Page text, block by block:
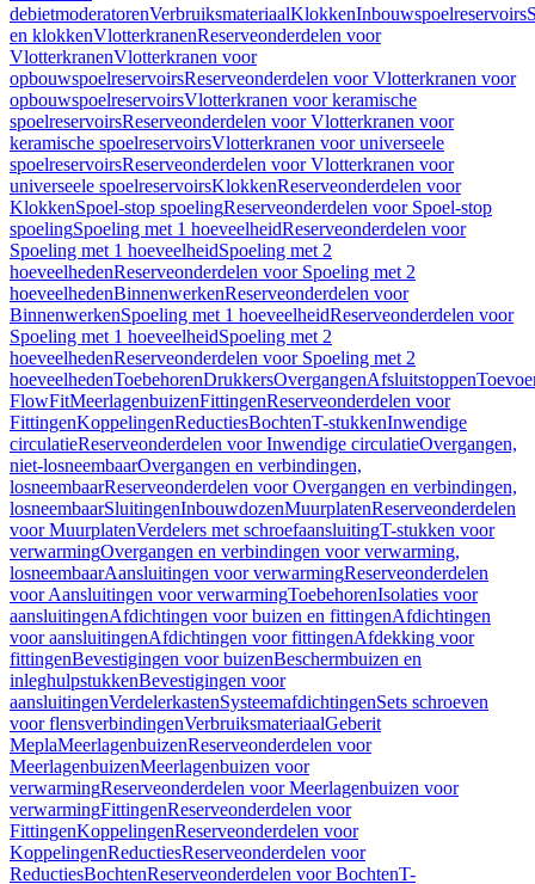
debietmoderatorenVerbruiksmateriaalKlokkenInbouwspoelreservoirs
en klokkenVlotterkranenReserveonderdelen voor
VlotterkranenVlotterkranen voor
opbouwspoelreservoirsReserveonderdelen voor Vlotterkranen voor
opbouwspoelreservoirsVlotterkranen voor keramische
spoelreservoirsReserveonderdelen voor Vlotterkranen voor
keramische spoelreservoirsVlotterkranen voor universeele
spoelreservoirsReserveonderdelen voor Vlotterkranen voor
universeele spoelreservoirsKlokkenReserveonderdelen voor
KlokkenSpoel-stop spoelingReserveonderdelen voor Spoel-stop
spoelingSpoeling met 1 hoeveelheidReserveonderdelen voor
Spoeling met 1 hoeveelheidSpoeling met 2
hoeveelhedenReserveonderdelen voor Spoeling met 2
hoeveelhedenBinnenwerkenReserveonderdelen voor
BinnenwerkenSpoeling met 1 hoeveelheidReserveonderdelen voor
Spoeling met 1 hoeveelheidSpoeling met 2
hoeveelhedenReserveonderdelen voor Spoeling met 2
hoeveelhedenToebehorenDrukkersOvergangenAfsluitstoppen
FlowFitMeerlagenbuizenFittingenReserveonderdelen voor
FittingenKoppelingenReductiesBochtenT-stukkenInwendige
circulatieReserveonderdelen voor Inwendige circulatieOvergangen,
niet-losneembaarOvergangen en verbindingen,
losneembaarReserveonderdelen voor Overgangen en verbindingen,
losneembaarSluitingenInbouwdozenMuurplatenReserveonderdelen
voor MuurplatenVerdelers met schroefaansluitingT-stukken voor
verwarmingOvergangen en verbindingen voor verwarming,
losneembaarAansluitingen voor verwarmingReserveonderdelen
voor Aansluitingen voor verwarmingToebehorenIsolaties voor
aansluitingenAfdichtingen voor buizen en fittingenAfdichtingen
voor aansluitingenAfdichtingen voor fittingenAfdekking voor
fittingenBevestigingen voor buizenBeschermbuizen en
inleghulpstukkenBevestigingen voor
aansluitingenVerdelerkastenSysteemafdichtingenSets schroeven
voor flensverbindingenVerbruiksmateriaalGeberit
MeplaMeerlagenbuizenReserveonderdelen voor
MeerlagenbuizenMeerlagenbuizen voor
verwarmingReserveonderdelen voor Meerlagenbuizen voor
verwarmingFittingenReserveonderdelen voor
FittingenKoppelingenReserveonderdelen voor
KoppelingenReductiesReserveonderdelen voor
ReductiesBochtenReserveonderdelen voor BochtenT-